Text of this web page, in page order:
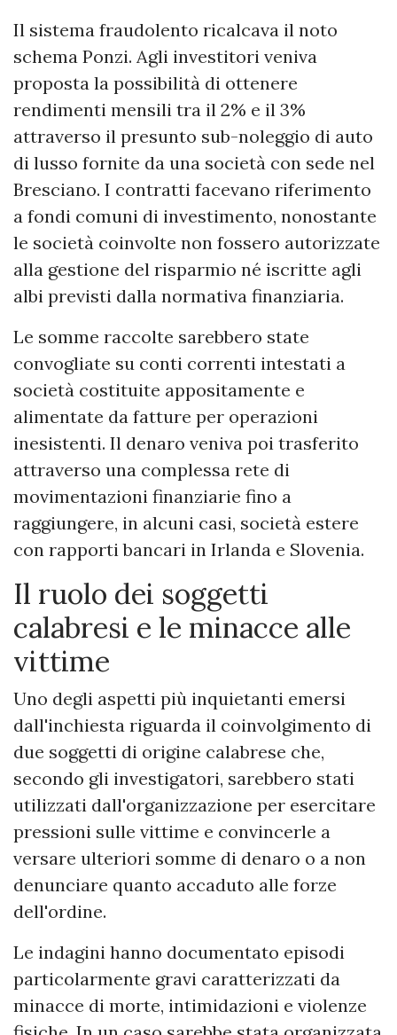
Il sistema fraudolento ricalcava il noto
schema Ponzi. Agli investitori veniva
proposta la possibilità di ottenere
rendimenti mensili tra il 2% e il 3%
attraverso il presunto sub-noleggio di auto
di lusso fornite da una società con sede nel
Bresciano. I contratti facevano riferimento
a fondi comuni di investimento, nonostante
le società coinvolte non fossero autorizzate
alla gestione del risparmio né iscritte agli
albi previsti dalla normativa finanziaria.
Le somme raccolte sarebbero state
convogliate su conti correnti intestati a
società costituite appositamente e
alimentate da fatture per operazioni
inesistenti. Il denaro veniva poi trasferito
attraverso una complessa rete di
movimentazioni finanziarie fino a
raggiungere, in alcuni casi, società estere
con rapporti bancari in Irlanda e Slovenia.
Il ruolo dei soggetti
calabresi e le minacce alle
vittime
Uno degli aspetti più inquietanti emersi
dall'inchiesta riguarda il coinvolgimento di
due soggetti di origine calabrese che,
secondo gli investigatori, sarebbero stati
utilizzati dall'organizzazione per esercitare
pressioni sulle vittime e convincerle a
versare ulteriori somme di denaro o a non
denunciare quanto accaduto alle forze
dell'ordine.
Le indagini hanno documentato episodi
particolarmente gravi caratterizzati da
minacce di morte, intimidazioni e violenze